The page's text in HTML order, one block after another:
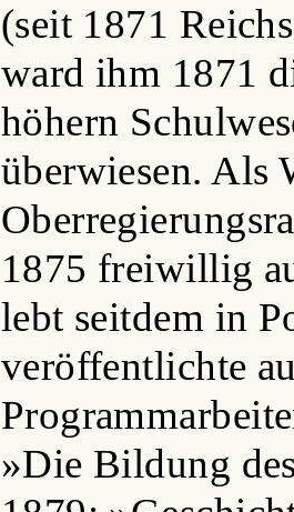
(seit 1871
ward ihm 1871
höhern
überwiesen. Als
1875 freiwillig
lebt seitdem in
veröffentlichte
»Die Bildung